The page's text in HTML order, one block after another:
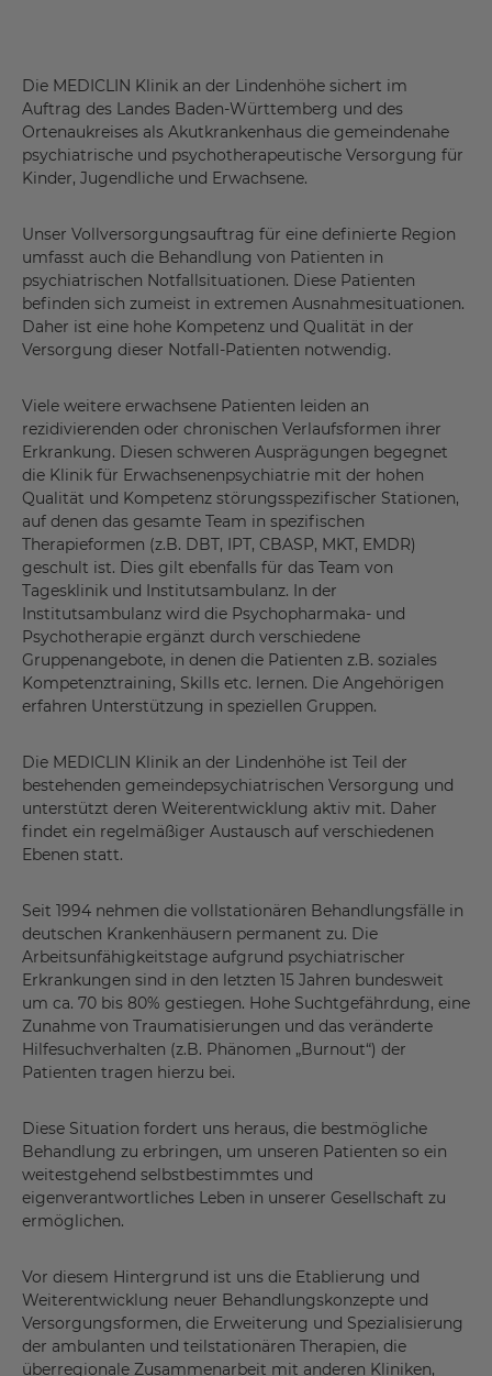
Die MEDICLIN Klinik an der Lindenhöhe sichert im
Auftrag des Landes Baden-Württemberg und des
Ortenaukreises als Akutkrankenhaus die gemeindenahe
psychiatrische und psychotherapeutische Versorgung für
Kinder, Jugendliche und Erwachsene.
Unser Vollversorgungsauftrag für eine definierte Region
umfasst auch die Behandlung von Patienten in
psychiatrischen Notfallsituationen. Diese Patienten
befinden sich zumeist in extremen Ausnahmesituationen.
Daher ist eine hohe Kompetenz und Qualität in der
Versorgung dieser Notfall-Patienten notwendig.
Viele weitere erwachsene Patienten leiden an
rezidivierenden oder chronischen Verlaufsformen ihrer
Erkrankung. Diesen schweren Ausprägungen begegnet
die Klinik für Erwachsenenpsychiatrie mit der hohen
Qualität und Kompetenz störungsspezifischer Stationen,
auf denen das gesamte Team in spezifischen
Therapieformen (z.B. DBT, IPT, CBASP, MKT, EMDR)
geschult ist. Dies gilt ebenfalls für das Team von
Tagesklinik und Institutsambulanz. In der
Institutsambulanz wird die Psychopharmaka- und
Psychotherapie ergänzt durch verschiedene
Gruppenangebote, in denen die Patienten z.B. soziales
Kompetenztraining, Skills etc. lernen. Die Angehörigen
erfahren Unterstützung in speziellen Gruppen.
Die MEDICLIN Klinik an der Lindenhöhe ist Teil der
bestehenden gemeindepsychiatrischen Versorgung und
unterstützt deren Weiterentwicklung aktiv mit. Daher
findet ein regelmäßiger Austausch auf verschiedenen
Ebenen statt.
Seit 1994 nehmen die vollstationären Behandlungsfälle in
deutschen Krankenhäusern permanent zu. Die
Arbeitsunfähigkeitstage aufgrund psychiatrischer
Erkrankungen sind in den letzten 15 Jahren bundesweit
um ca. 70 bis 80% gestiegen. Hohe Suchtgefährdung, eine
Zunahme von Traumatisierungen und das veränderte
Hilfesuchverhalten (z.B. Phänomen „Burnout“) der
Patienten tragen hierzu bei.
Diese Situation fordert uns heraus, die bestmögliche
Behandlung zu erbringen, um unseren Patienten so ein
weitestgehend selbstbestimmtes und
eigenverantwortliches Leben in unserer Gesellschaft zu
ermöglichen.
Vor diesem Hintergrund ist uns die Etablierung und
Weiterentwicklung neuer Behandlungskonzepte und
Versorgungsformen, die Erweiterung und Spezialisierung
der ambulanten und teilstationären Therapien, die
überregionale Zusammenarbeit mit anderen Kliniken,